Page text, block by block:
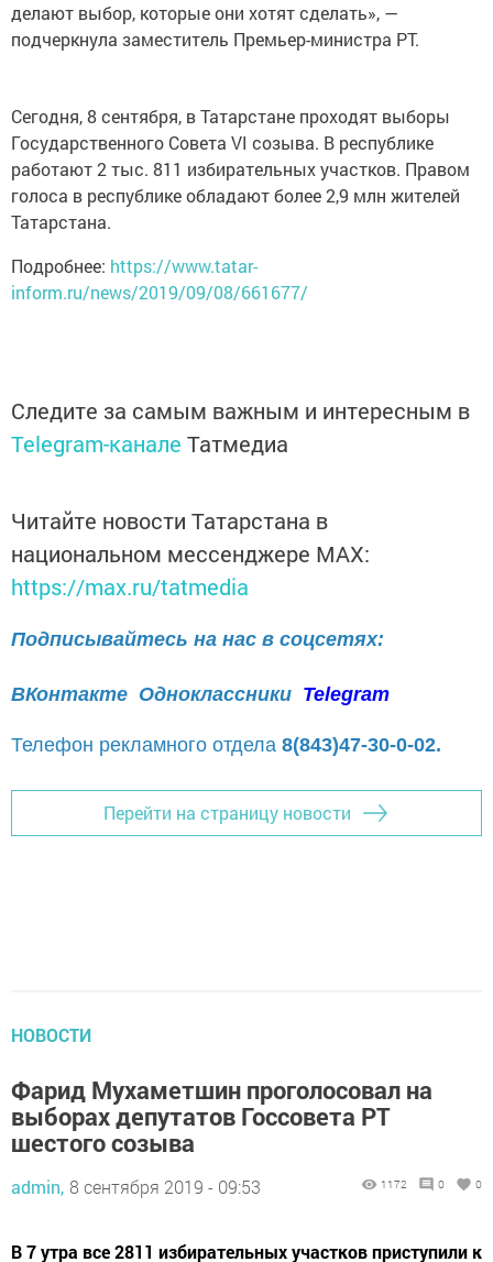
делают выбор, которые они хотят сделать», —
подчеркнула заместитель Премьер-министра РТ.
Сегодня, 8 сентября, в Татарстане проходят выборы
Государственного Совета VI созыва. В республике
работают 2 тыс. 811 избирательных участков. Правом
голоса в республике обладают более 2,9 млн жителей
Татарстана.
Подробнее: https://www.tatar-
inform.ru/news/2019/09/08/661677/
Следите за самым важным и интересным в
Telegram-канале Татмедиа
Читайте новости Татарстана в
национальном мессенджере MАХ:
https://max.ru/tatmedia
Подписывайтесь на нас в соцсетях:
ВКонтакте Одноклассники Telegram
Телефон рекламного отдела 8(843)47-30-0-02.
Перейти на страницу новости
НОВОСТИ
Фарид Мухаметшин проголосовал на
выборах депутатов Госсовета РТ
шестого созыва
admin, 8 сентября 2019 - 09:53 1172 0 0
В 7 утра все 2811 избирательных участков приступили к